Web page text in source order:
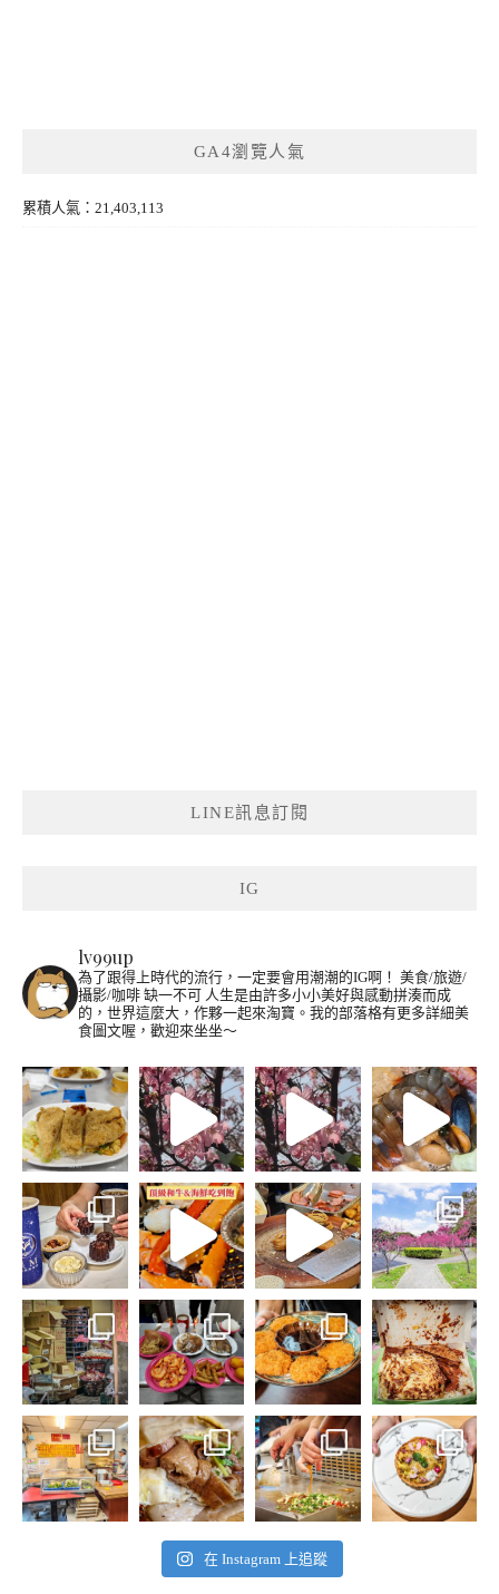
GA4瀏覽人氣
累積人氣：21,403,113
LINE訊息訂閱
IG
lv99up
為了跟得上時代的流行，一定要會用潮潮的IG啊！ 美食/旅遊/
攝影/咖啡 缺一不可 人生是由許多小小美好與感動拼湊而成
的，世界這麼大，作夥一起來淘寶。我的部落格有更多詳細美
食圖文喔，歡迎來坐坐～
在 Instagram 上追蹤